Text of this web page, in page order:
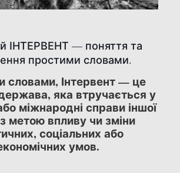
ІНТЕРВЕНТ — поняття та
простими словами.
словами, Інтервент — це
яка втручається у
міжнародні справи іншої
метою впливу чи зміни
соціальних або
умов.